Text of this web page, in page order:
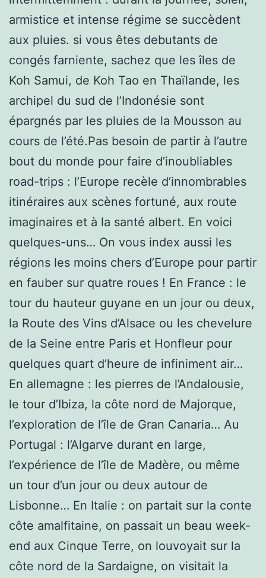
armistice et intense régime se succèdent
aux pluies. si vous êtes debutants de
congés farniente, sachez que les îles de
Koh Samui, de Koh Tao en Thaïlande, les
archipel du sud de l’Indonésie sont
épargnés par les pluies de la Mousson au
cours de l’été.Pas besoin de partir à l’autre
bout du monde pour faire d’inoubliables
road-trips : l’Europe recèle d’innombrables
itinéraires aux scènes fortuné, aux route
imaginaires et à la santé albert. En voici
quelques-uns… On vous index aussi les
régions les moins chers d’Europe pour partir
en fauber sur quatre roues ! En France : le
tour du hauteur guyane en un jour ou deux,
la Route des Vins d’Alsace ou les chevelure
de la Seine entre Paris et Honfleur pour
quelques quart d’heure de infiniment air…
En allemagne : les pierres de l’Andalousie,
le tour d’Ibiza, la côte nord de Majorque,
l’exploration de l’île de Gran Canaria… Au
Portugal : l’Algarve durant en large,
l’expérience de l’île de Madère, ou même
un tour d’un jour ou deux autour de
Lisbonne… En Italie : on partait sur la conte
côte amalfitaine, on passait un beau week-
end aux Cinque Terre, on louvoyait sur la
côte nord de la Sardaigne, on visitait la